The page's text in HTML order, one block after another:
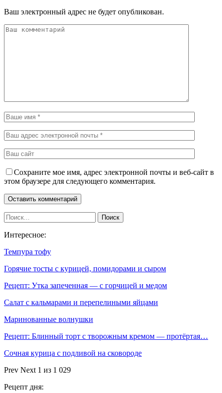
Ваш электронный адрес не будет опубликован.
Сохраните мое имя, адрес электронной почты и веб-сайт в
этом браузере для следующего комментария.
Интересное:
Темпура тофу
Горячие тосты с курицей, помидорами и сыром
Рецепт: Утка запеченная — с горчицей и медом
Салат с кальмарами и перепелиными яйцами
Маринованные волнушки
Рецепт: Блинный торт с творожным кремом — протёртая…
Сочная курица с подливой на сковороде
Prev Next 1 из 1 029
Рецепт дня: